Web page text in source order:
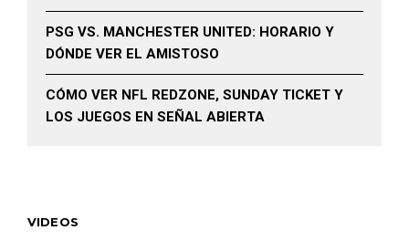
PSG VS. MANCHESTER UNITED: HORARIO Y
DÓNDE VER EL AMISTOSO
CÓMO VER NFL REDZONE, SUNDAY TICKET Y
LOS JUEGOS EN SEÑAL ABIERTA
VIDEOS